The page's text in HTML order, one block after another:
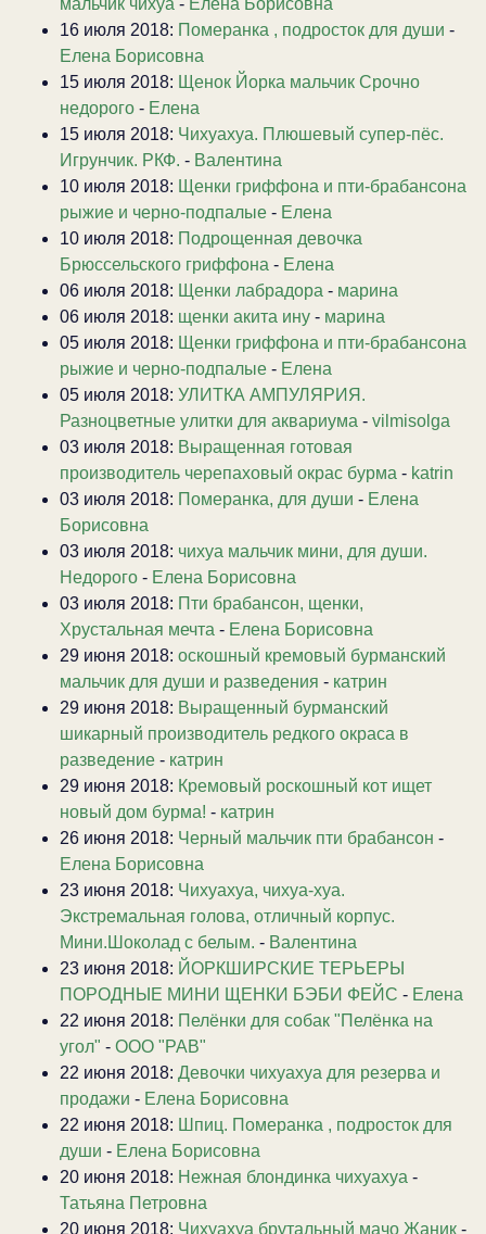
мальчик чихуа - Елена Борисовна
16 июля 2018: Померанка , подросток для души -
Елена Борисовна
15 июля 2018: Щенок Йорка мальчик Срочно
недорого - Елена
15 июля 2018: Чихуахуа. Плюшевый супер-пёс.
Игрунчик. РКФ. - Валентина
10 июля 2018: Щенки гриффона и пти-брабансона
рыжие и черно-подпалые - Елена
10 июля 2018: Подрощенная девочка
Брюссельского гриффона - Елена
06 июля 2018: Щенки лабрадора - марина
06 июля 2018: щенки акита ину - марина
05 июля 2018: Щенки гриффона и пти-брабансона
рыжие и черно-подпалые - Елена
05 июля 2018: УЛИТКА АМПУЛЯРИЯ.
Разноцветные улитки для аквариума - vilmisolga
03 июля 2018: Выращенная готовая
производитель черепаховый окрас бурма - katrin
03 июля 2018: Померанка, для души - Елена
Борисовна
03 июля 2018: чихуа мальчик мини, для души.
Недорого - Елена Борисовна
03 июля 2018: Пти брабансон, щенки,
Хрустальная мечта - Елена Борисовна
29 июня 2018: оскошный кремовый бурманский
мальчик для души и разведения - катрин
29 июня 2018: Выращенный бурманский
шикарный производитель редкого окраса в
разведение - катрин
29 июня 2018: Кремовый роскошный кот ищет
новый дом бурма! - катрин
26 июня 2018: Черный мальчик пти брабансон -
Елена Борисовна
23 июня 2018: Чихуахуа, чихуа-хуа.
Экстремальная голова, отличный корпус.
Мини.Шоколад с белым. - Валентина
23 июня 2018: ЙОРКШИРСКИЕ ТЕРЬЕРЫ
ПОРОДНЫЕ МИНИ ЩЕНКИ БЭБИ ФЕЙС - Елена
22 июня 2018: Пелёнки для собак "Пелёнка на
угол" - ООО "РАВ"
22 июня 2018: Девочки чихуахуа для резерва и
продажи - Елена Борисовна
22 июня 2018: Шпиц. Померанка , подросток для
души - Елена Борисовна
20 июня 2018: Нежная блондинка чихуахуа -
Татьяна Петровна
20 июня 2018: Чихуахуа брутальный мачо Жаник -